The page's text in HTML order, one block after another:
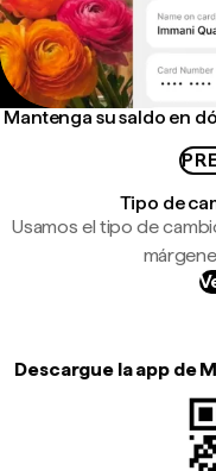
Mantenga su saldo en
Tipo de
Usamos el tipo de
Descargue la app de